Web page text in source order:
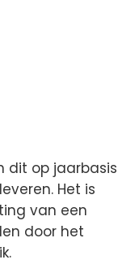
dit op jaarbasis
Het is
van een
door het